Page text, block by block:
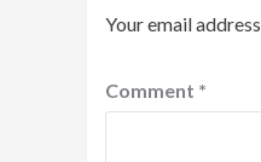
Your email
Comment *